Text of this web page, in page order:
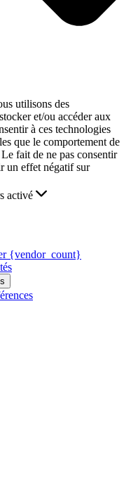
utilisons des
et/ou accéder aux
à ces technologies
que le comportement de
fait de ne pas consentir
un effet négatif sur
activé
{vendor_count}